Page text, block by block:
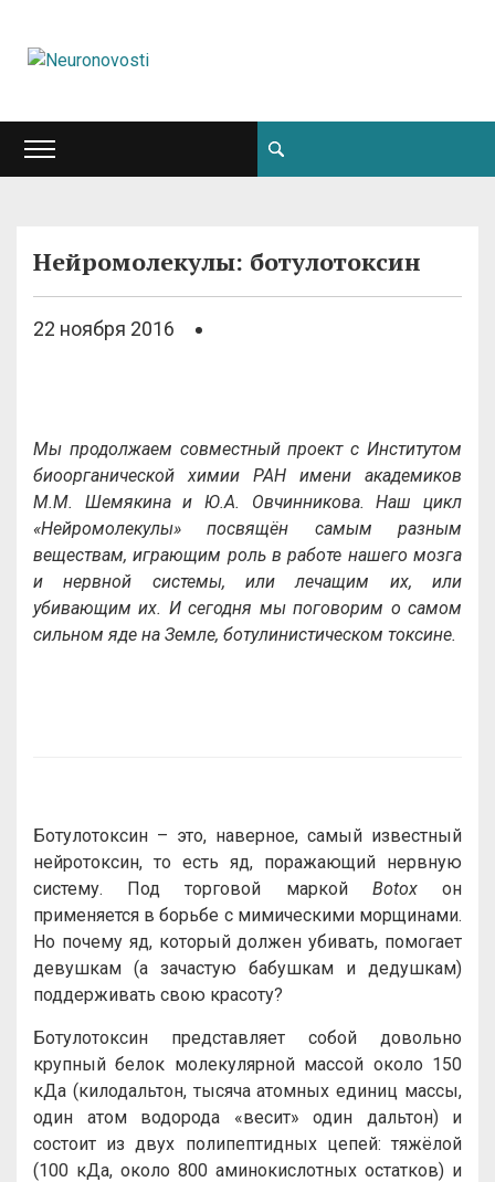
Нейромолекулы: ботулотоксин
22 ноября 2016
Мы продолжаем совместный проект с Институтом
биоорганической химии РАН имени академиков
М.М. Шемякина и Ю.А. Овчинникова. Наш цикл
«Нейромолекулы» посвящён самым разным
веществам, играющим роль в работе нашего мозга
и нервной системы, или лечащим их, или
убивающим их. И сегодня мы поговорим о самом
сильном яде на Земле, ботулинистическом токсине.
Ботулотоксин – это, наверное, самый известный
нейротоксин, то есть яд, поражающий нервную
систему. Под торговой маркой Botoxон
применяется в борьбе с мимическими морщинами.
Но почему яд, который должен убивать, помогает
девушкам (а зачастую бабушкам и дедушкам)
поддерживать свою красоту?
Ботулотоксин представляет собой довольно
крупный белок молекулярной массой около 150
кДа (килодальтон, тысяча атомных единиц массы,
один атом водорода «весит» один дальтон) и
состоит из двух полипептидных цепей: тяжёлой
(100 кДа, около 800 аминокислотных остатков) и